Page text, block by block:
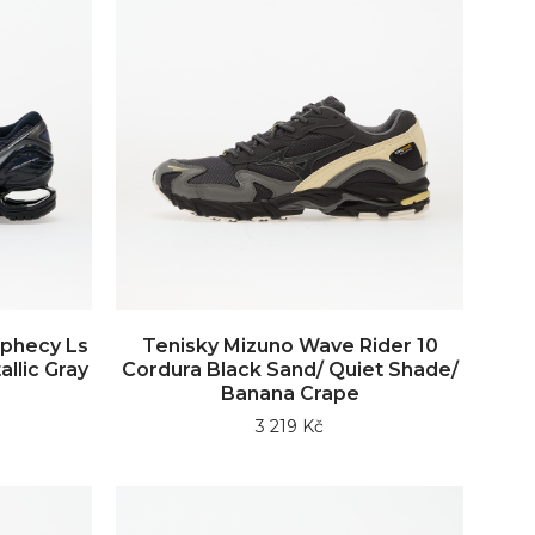
Ls
Gray
Tenisky Mizuno Wave Rider 10
Cordura Black Sand/ Quiet Shade/
Banana Crape
3 219 Kč